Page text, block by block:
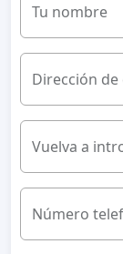
Tu nombre
Dirección
Vuelva a
Número